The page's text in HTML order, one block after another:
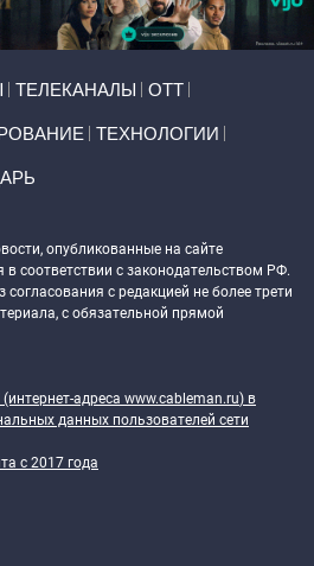
ТЕЛЕКАНАЛЫ ОТТ
ТЕХНОЛОГИИ
опубликованные на сайте
в соответствии с законодательством РФ.
с редакцией не более трети
с обязательной прямой
адреса www.cableman.ru) в
данных пользователей сети
c 2017 года